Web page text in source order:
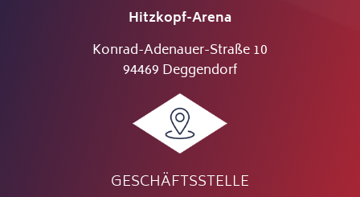
Hitzkopf-Arena
Konrad-Adenauer-Straße 10
94469 Deggendorf
GESCHÄFTSSTELLE